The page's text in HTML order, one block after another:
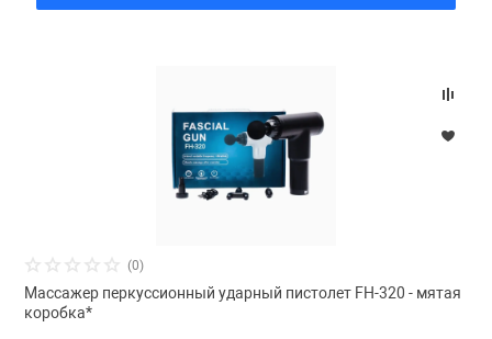
(0)
Массажер перкуссионный ударный пистолет FH-320 - мятая
коробка*